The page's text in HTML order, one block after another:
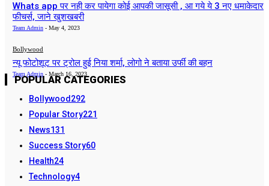
Whats app पर नही कर पायेगा कोई आपकी जासूसी , आ गये ये 3 नए धमाकेदार
फीचर्स, जाने खुशखबरी
Team Admin - May 4, 2023
Bollywood
न्यू फोटोशूट पर ट्रोल हुई निया शर्मा, लोगो ने बताया उर्फी की बहन
Team Admin - March 16, 2023
POPULAR CATEGORIES
Bollywood 292
Popular Story221
News131
Success Story60
Health24
Technology4